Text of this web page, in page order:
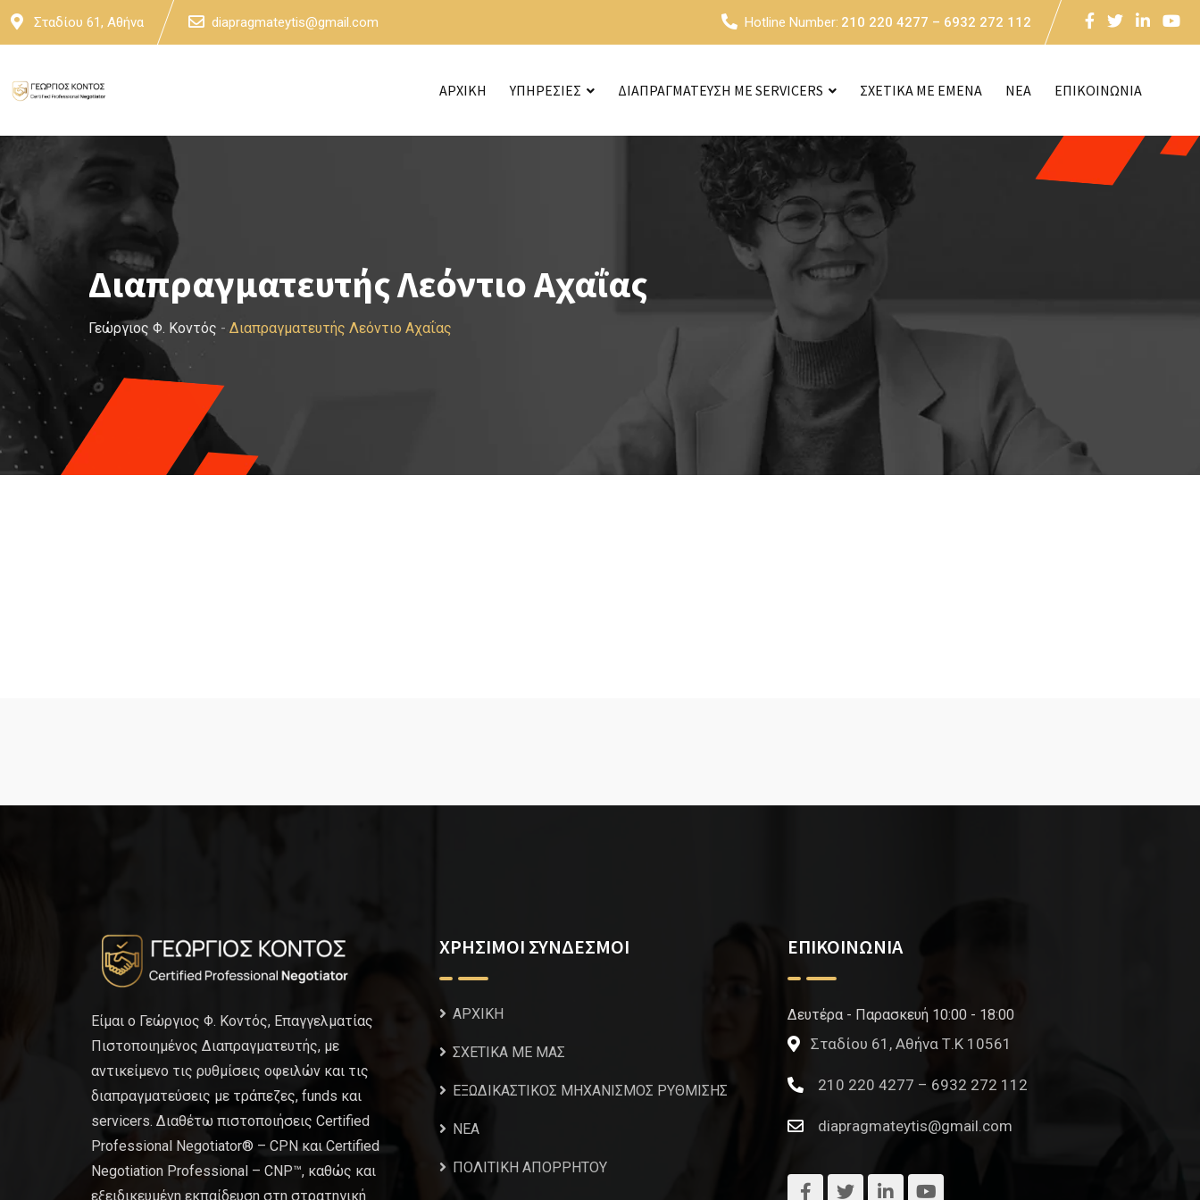
Skip
Σταδίου 61, Αθήνα diapragmateytis@gmail.com Hotline Number: 210 220 4277 – 6932 272 112
ΑΡΧΙΚΗ ΥΠΗΡΕΣΙΕΣ ΔΙΑΠΡΑΓΜΑΤΕΥΣΗ ΜΕ SERVICERS ΣΧΕΤΙΚΑ ΜΕ ΕΜΕΝΑ NEA ΕΠΙΚΟΙΝΩΝΙΑ
Διαπραγματευτής Λεόντιο Αχαΐας
Γεώργιος Φ. Κοντός - Διαπραγματευτής Λεόντιο Αχαΐας
Είμαι ο Γεώργιος Φ. Κοντός, Επαγγελματίας
Πιστοποιημένος Διαπραγματευτής, με
αντικείμενο τις ρυθμίσεις οφειλών και τις
διαπραγματεύσεις με τράπεζες, funds και
servicers. Διαθέτω πιστοποιήσεις Certified
Professional Negotiator® – CPN και Certified
Negotiation Professional – CNP™, καθώς και
εξειδικευμένη εκπαίδευση στη στρατηγική
ΧΡΗΣΙΜΟΙ ΣΥΝΔΕΣΜΟΙ
ΑΡΧΙΚΗ
ΣΧΕΤΙΚΑ ΜΕ ΜΑΣ
ΕΞΩΔΙΚΑΣΤΙΚΟΣ ΜΗΧΑΝΙΣΜΟΣ ΡΥΘΜΙΣΗΣ
NEA
ΠΟΛΙΤΙΚΗ ΑΠΟΡΡΗΤΟΥ
ΕΠΙΚΟΙΝΩΝΙΑ
Δευτέρα - Παρασκευή 10:00 - 18:00
Σταδίου 61, Αθήνα Τ.Κ 10561
210 220 4277 – 6932 272 112
diapragmateytis@gmail.com